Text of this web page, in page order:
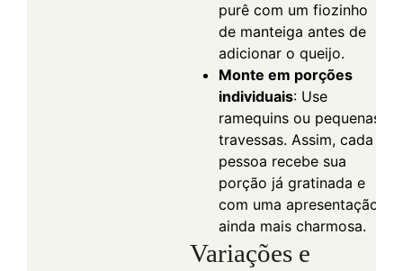
purê com um fiozinho
de manteiga antes de
adicionar o queijo.
Monte em porções
individuais: Use
ramequins ou pequenas
travessas. Assim, cada
pessoa recebe sua
porção já gratinada e
com uma apresentação
ainda mais charmosa.
Variações e